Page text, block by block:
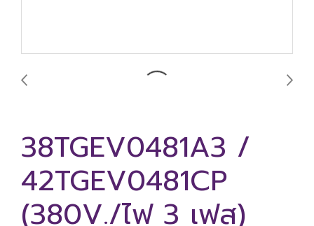
38TGEV0481A3 /
42TGEV0481CP
(380V./ไฟ 3 เฟส)